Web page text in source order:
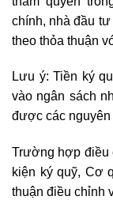
chính, nhà đầu
theo thỏa thuận
Lưu ý: Tiền ký
vào ngân sách
được các nguyên
Trường hợp điều
kiện ký quỹ, Cơ
thuận điều chỉnh